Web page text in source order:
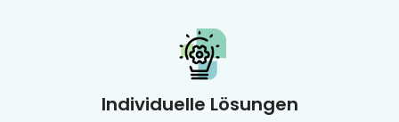
Individuelle Lösungen